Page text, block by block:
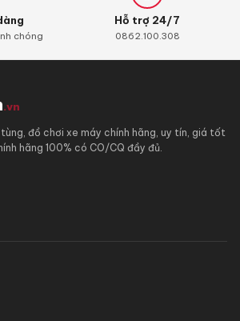
chóng
Hỗ trợ 24/7
0862.100.308
.vn
đồ chơi xe máy chính hãng, uy tín, giá tốt
hãng 100% có CO/CQ đầy đủ.